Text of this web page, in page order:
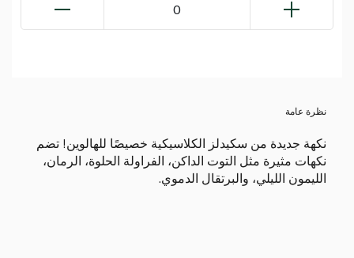
0
نظرة عامة
نكهة جديدة من سكيدلز الكلاسيكية خصيصًا للهالوين! تضم
نكهات مثيرة مثل التوت الداكن، الفراولة الحلوة، الرمان،
الليمون الليلي، والبرتقال الدموي.